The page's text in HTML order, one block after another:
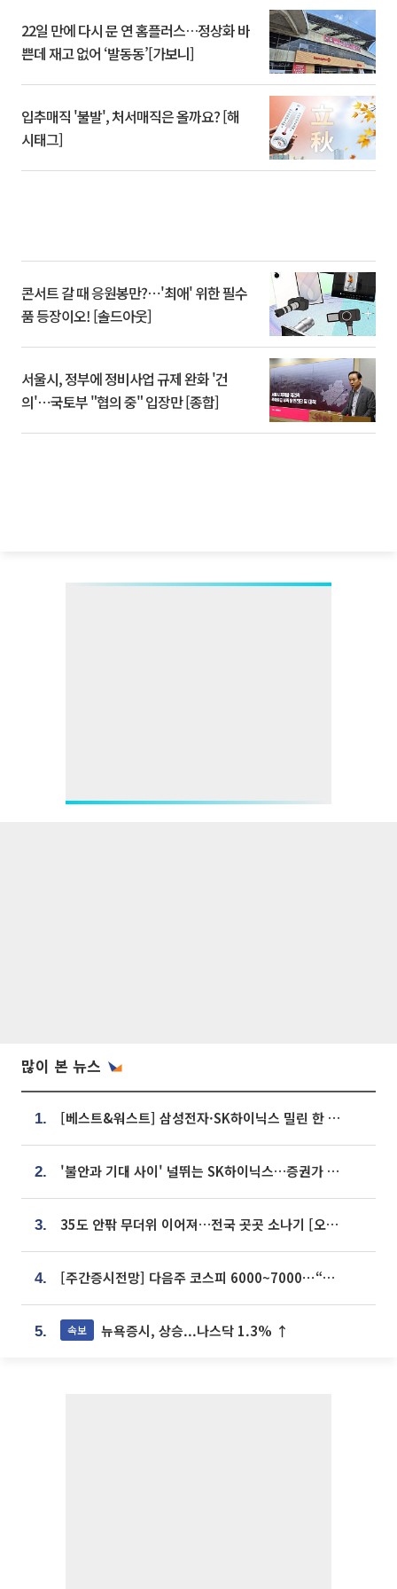
22일 만에 다시 문 연 홈플러스…정상화 바
쁜데 재고 없어 ‘발동동’[가보니]
입추매직 '불발', 처서매직은 올까요? [해
시태그]
콘서트 갈 때 응원봉만?⋯'최애' 위한 필수
품 등장이오! [솔드아웃]
서울시, 정부에 정비사업 규제 완화 '건
의'⋯국토부 "협의 중" 입장만 [종합]
많이 본 뉴스
1. [베스트&워스트] 삼성전자·SK하이닉스 밀린 한 주…상상인증권은 85% 급등
2. '불안과 기대 사이' 널뛰는 SK하이닉스…증권가 "HBM4·LTA 기반 펀터멘털 견고"
3. 35도 안팎 무더위 이어져…전국 곳곳 소나기 [오늘 날씨]
4. [주간증시전망] 다음주 코스피 6000~7000⋯“外人 수급은 정책이 변수”
5. 속보 뉴욕증시, 상승...나스닥 1.3% ↑